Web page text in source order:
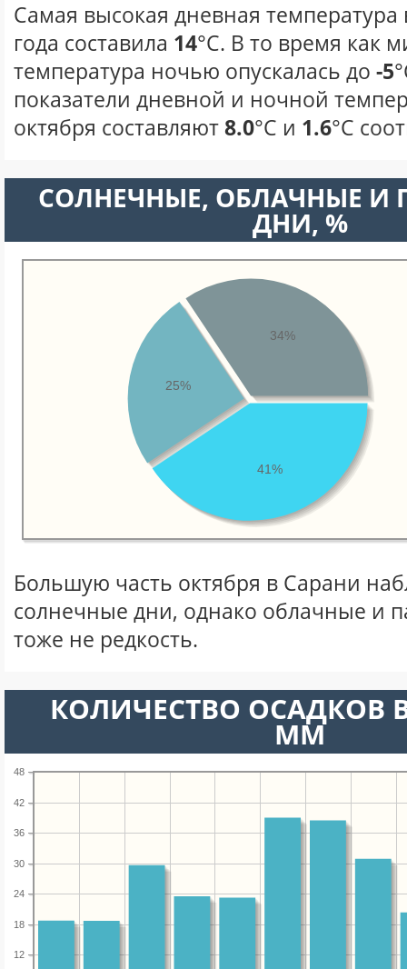
Самая высокая дневная температура
года составила 14°С. В то время как
температура ночью опускалась до -5
показатели дневной и ночной
октября составляют8.0°С и 1.6°С
CОЛНЕЧНЫЕ, ОБЛАЧНЫЕ И
ДНИ, %
41%
25%
34%
Большую часть октября в Сарани
солнечные дни, однако облачные и
тоже не редкость.
КОЛИЧЕСТВО ОСАДКОВ
ММ
12
18
24
30
36
42
48